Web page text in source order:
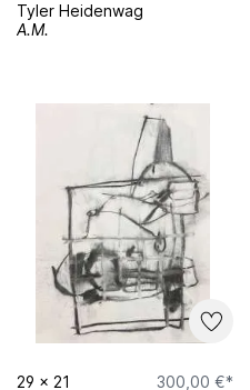
Tyler Heidenwag
A.M.
29 x 21
300,00 €*